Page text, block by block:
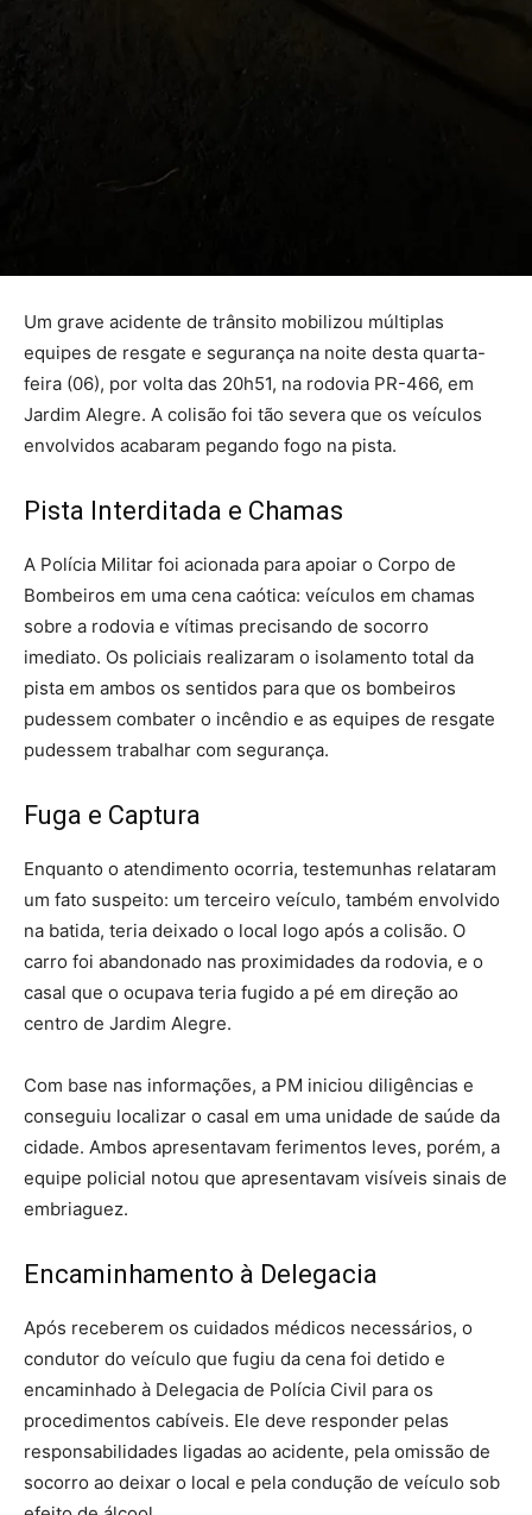
Um grave acidente de trânsito mobilizou múltiplas
equipes de resgate e segurança na noite desta quarta-
feira (06), por volta das 20h51, na rodovia PR-466, em
Jardim Alegre. A colisão foi tão severa que os veículos
envolvidos acabaram pegando fogo na pista.
Pista Interditada e Chamas
A Polícia Militar foi acionada para apoiar o Corpo de
Bombeiros em uma cena caótica: veículos em chamas
sobre a rodovia e vítimas precisando de socorro
imediato. Os policiais realizaram o isolamento total da
pista em ambos os sentidos para que os bombeiros
pudessem combater o incêndio e as equipes de resgate
pudessem trabalhar com segurança.
Fuga e Captura
Enquanto o atendimento ocorria, testemunhas relataram
um fato suspeito: um terceiro veículo, também envolvido
na batida, teria deixado o local logo após a colisão. O
carro foi abandonado nas proximidades da rodovia, e o
casal que o ocupava teria fugido a pé em direção ao
centro de Jardim Alegre.
Com base nas informações, a PM iniciou diligências e
conseguiu localizar o casal em uma unidade de saúde da
cidade. Ambos apresentavam ferimentos leves, porém, a
equipe policial notou que apresentavam visíveis sinais de
embriaguez.
Encaminhamento à Delegacia
Após receberem os cuidados médicos necessários, o
condutor do veículo que fugiu da cena foi detido e
encaminhado à Delegacia de Polícia Civil para os
procedimentos cabíveis. Ele deve responder pelas
responsabilidades ligadas ao acidente, pela omissão de
socorro ao deixar o local e pela condução de veículo sob